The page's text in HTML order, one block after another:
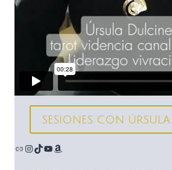
SESIONES CON
Enlace
Instagram
TikTok
YouTube
Amazon